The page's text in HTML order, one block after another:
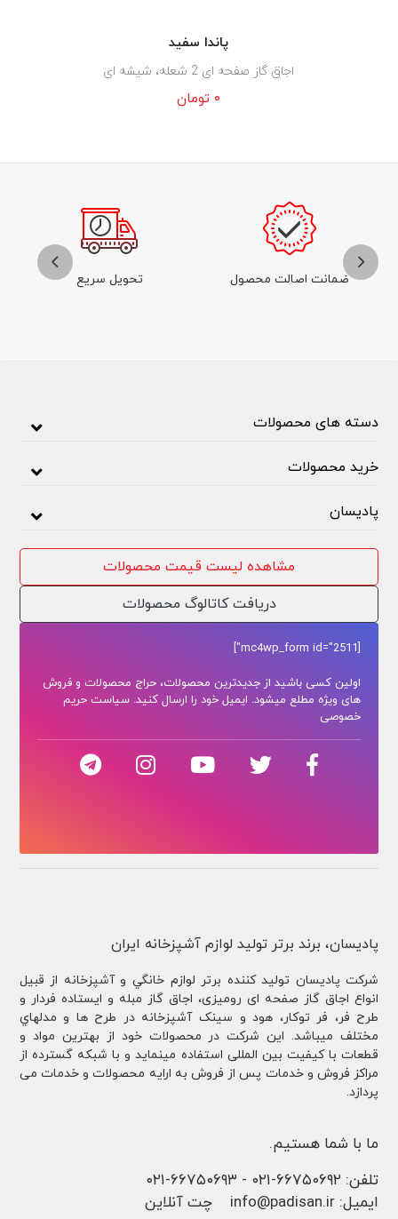
پاندا سفید
اجاق گاز صفحه ای 2 شعله، شیشه ای
۰ تومان
ضمانت اصالت محصول تحویل سریع
دسته های محصولات
خرید محصولات
پادیسان
مشاهده لیست قیمت محصولات
دریافت کاتالوگ محصولات
[mc4wp_form id="2511"]
اولین کسی باشید از جدیدترین محصولات، حراج محصولات و فروش
های ویژه مطلع میشود. ایمیل خود را ارسال کنید. سیاست حریم
خصوصی
پادیسان، برند برتر تولید لوازم آشپزخانه ایران
شركت پادیسان توليد کننده برتر لوازم خانگي و آشپزخانه از قبيل
انواع اجاق گاز صفحه ای رومیزی، اجاق گاز مبله و ایستاده فردار و
طرح فر، فر توكار، هود و سینک آشپزخانه در طرح ها و مدلهاي
مختلف ميباشد. این شرکت در محصولات خود از بهترین مواد و
قطعات با کیفیت بین المللی استفاده مینماید و با شبکه گسترده از
مراکز فروش و خدمات پس از فروش به ارایه محصولات و خدمات می
پردازد.
ما با شما هستیم.
تلفن: ۶۶۷۵۰۶۹۲-۰۲۱ - ۶۶۷۵۰۶۹۳-۰۲۱
ایمیل: info@padisan.ir چت آنلاین